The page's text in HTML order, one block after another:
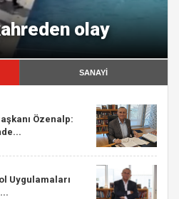
olay
SANAYİ
Özenalp:
Uygulamaları